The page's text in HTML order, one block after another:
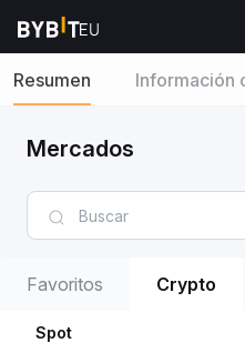
Resumen Información
Mercados
Favoritos Crypto
Spot